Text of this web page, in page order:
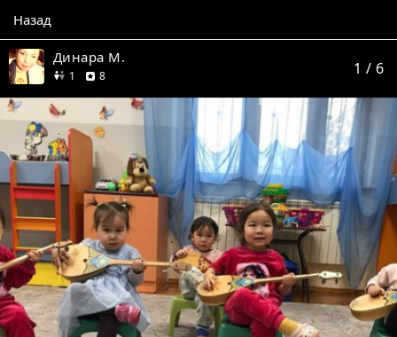
Назад
Динара М.
1 друг 8отзывов 1 / 6